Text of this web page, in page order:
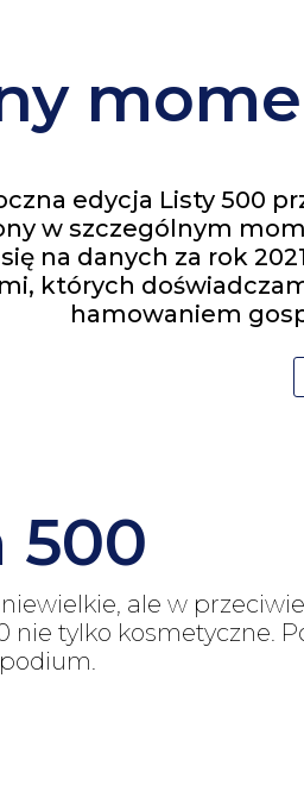
edycja Listy 500
w szczególnym
na danych za rok
których
hamowaniem
500
ale w
nie tylko kosmetyczne.